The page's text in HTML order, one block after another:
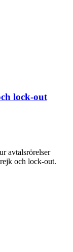
lock-out
avtalsrörelser
och lock-out.